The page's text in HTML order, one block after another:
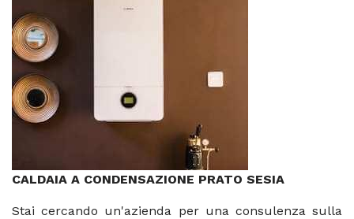
CALDAIA A CONDENSAZIONE PRATO SESIA
Stai cercando un'azienda per una consulenza sulla